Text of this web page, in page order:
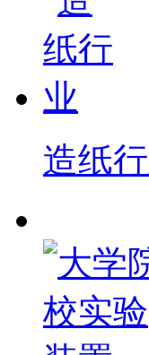
造纸